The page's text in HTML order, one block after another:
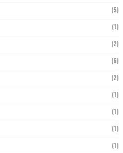
(5)
(1)
(2)
(6)
(2)
(1)
(1)
(1)
(1)